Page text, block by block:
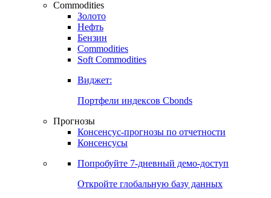
Commodities
Золото
Нефть
Бензин
Commodities
Soft Commodities
Виджет:
Портфели индексов Cbonds
Прогнозы
Консенсус-прогнозы по отчетности
Консенсусы
Попробуйте 7-дневный демо-доступ
Откройте глобальную базу данных